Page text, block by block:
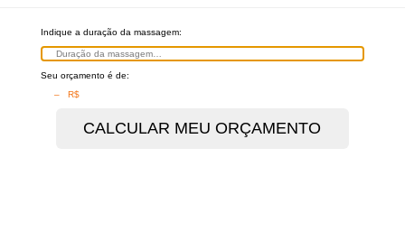
Indique a duração da massagem:
Seu orçamento é de:
– R$